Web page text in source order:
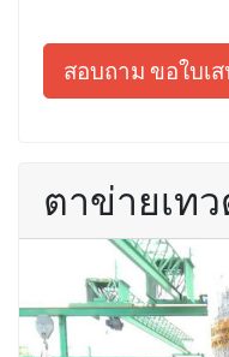
สอบถาม ขอใบเ
ตาข่ายเท